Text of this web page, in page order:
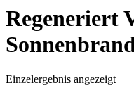
Regeneriert
Einzelergebnis angezeigt